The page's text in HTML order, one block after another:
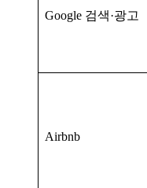
Google 검색·광고
Airbnb